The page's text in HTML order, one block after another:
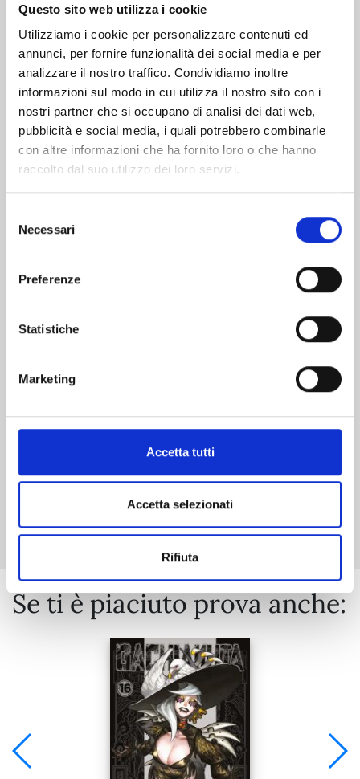
Questo sito web utilizza i cookie
Utilizziamo i cookie per personalizzare contenuti ed
annunci, per fornire funzionalità dei social media e per
analizzare il nostro traffico. Condividiamo inoltre
informazioni sul modo in cui utilizza il nostro sito con i
nostri partner che si occupano di analisi dei dati web,
pubblicità e social media, i quali potrebbero combinarle
con altre informazioni che ha fornito loro o che hanno
raccolto dal suo utilizzo dei loro servizi.
delNecessari
Preferenze
Statistiche
Marketing
Accetta tutti
Accetta selezionati
Rifiuta
Altri volumi della serie
Mostra tutto
Se ti è piaciuto prova anche: